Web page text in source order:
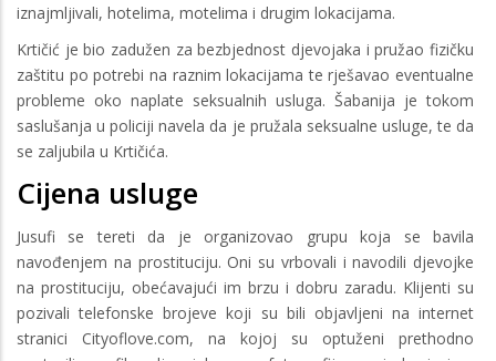
iznajmljivali, hotelima, motelima i drugim lokacijama.
Krtičić je bio zadužen za bezbjednost djevojaka i pružao fizičku
zaštitu po potrebi na raznim lokacijama te rješavao eventualne
probleme oko naplate seksualnih usluga. Šabanija je tokom
saslušanja u policiji navela da je pružala seksualne usluge, te da
se zaljubila u Krtičića.
Cijena usluge
Jusufi se tereti da je organizovao grupu koja se bavila
navođenjem na prostituciju. Oni su vrbovali i navodili djevojke
na prostituciju, obećavajući im brzu i dobru zaradu. Klijenti su
pozivali telefonske brojeve koji su bili objavljeni na internet
stranici Cityoflove.com, na kojoj su optuženi prethodno